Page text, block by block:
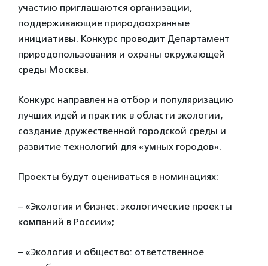
участию приглашаются организации,
поддерживающие природоохранные
инициативы. Конкурс проводит Департамент
природопользования и охраны окружающей
среды Москвы.
Конкурс направлен на отбор и популяризацию
лучших идей и практик в области экологии,
создание дружественной городской среды и
развитие технологий для «умных городов».
Проекты будут оцениваться в номинациях:
– «Экология и бизнес: экологические проекты
компаний в России»;
– «Экология и общество: ответственное